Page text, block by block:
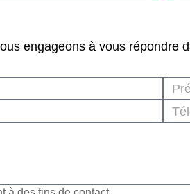
engageons à vous répondre